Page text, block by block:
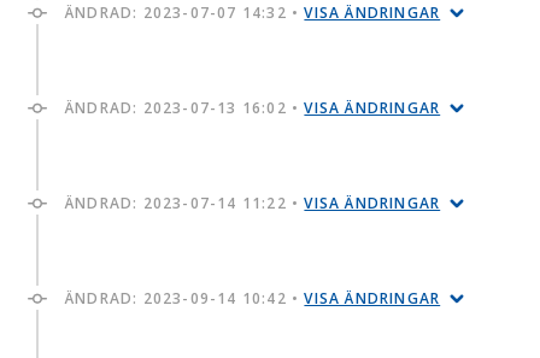
ÄNDRAD: 2023-07-07 14:32 •VISA ÄNDRINGAR
ÄNDRAD: 2023-07-13 16:02 •VISA ÄNDRINGAR
ÄNDRAD: 2023-07-14 11:22 •VISA ÄNDRINGAR
ÄNDRAD: 2023-09-14 10:42 •VISA ÄNDRINGAR